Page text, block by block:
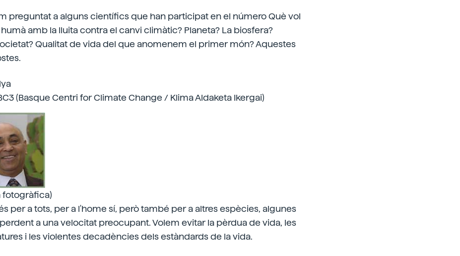
preguntat a alguns científics que han participat en el número Què vol
amb la lluita contra el canvi climàtic? Planeta? La biosfera?
Qualitat de vida del que anomenem el primer món? Aquestes
(Basque Centri for Climate Change / Klima Aldaketa Ikergai)
fotogràfica)
per a tots, per a l'home sí, però també per a altres espècies, algunes
a una velocitat preocupant. Volem evitar la pèrdua de vida, les
i les violentes decadències dels estàndards de la vida.